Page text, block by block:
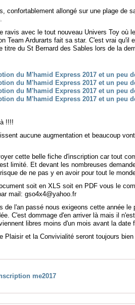
confortablement allongé sur une plage de
ravis avec le tout nouveau Univers Toy où
Team Ardurarts fait sa star. C'est vrai qu'il
titre du St Bernard des Sables lors de la
!!!!
aucune augmentation et beaucoup
cette belle fiche d'inscription car tout
limité. Et devant les nombreuses
de ne pas y en avoir pour tout le
soit en XLS soit en PDF vous le
mail: gso4x4@yahoo.fr
de l'an passé nous exigeons cette année le
C'est dommage d'en arriver là mais il
libres moins d'un mois avant la date
Plaisir et la Convivialité seront toujours
me2017